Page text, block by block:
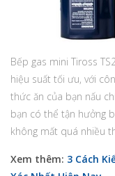
Bếp gas mini Tiross
hiệu suất tối ưu, với
thức ăn của bạn nấu
bạn có thể tận hưởng
không mất quá nhiều
Xem thêm: 3 Cách